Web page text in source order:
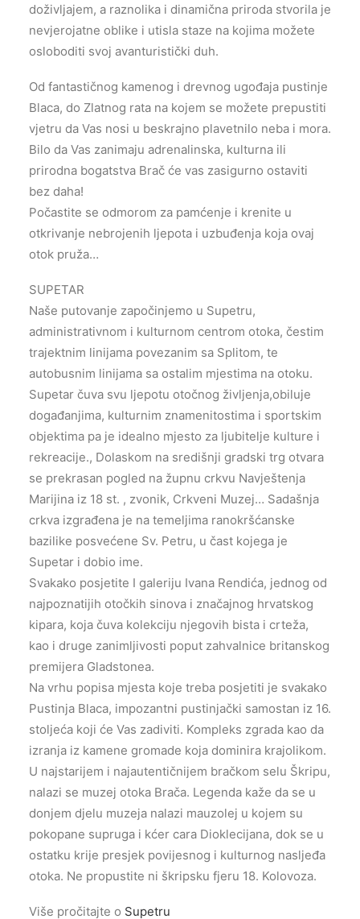
doživljajem, a raznolika i dinamična priroda stvorila je
nevjerojatne oblike i utisla staze na kojima možete
osloboditi svoj avanturistički duh.
Od fantastičnog kamenog i drevnog ugođaja pustinje
Blaca, do Zlatnog rata na kojem se možete prepustiti
vjetru da Vas nosi u beskrajno plavetnilo neba i mora.
Bilo da Vas zanimaju adrenalinska, kulturna ili
prirodna bogatstva Brač će vas zasigurno ostaviti
bez daha!
Počastite se odmorom za pamćenje i krenite u
otkrivanje nebrojenih ljepota i uzbuđenja koja ovaj
otok pruža…
SUPETAR
Naše putovanje započinjemo u Supetru,
administrativnom i kulturnom centrom otoka, čestim
trajektnim linijama povezanim sa Splitom, te
autobusnim linijama sa ostalim mjestima na otoku.
Supetar čuva svu ljepotu otočnog življenja,obiluje
događanjima, kulturnim znamenitostima i sportskim
objektima pa je idealno mjesto za ljubitelje kulture i
rekreacije., Dolaskom na središnji gradski trg otvara
se prekrasan pogled na župnu crkvu Navještenja
Marijina iz 18 st. , zvonik, Crkveni Muzej… Sadašnja
crkva izgrađena je na temeljima ranokršćanske
bazilike posvećene Sv. Petru, u čast kojega je
Supetar i dobio ime.
Svakako posjetite I galeriju Ivana Rendića, jednog od
najpoznatijih otočkih sinova i značajnog hrvatskog
kipara, koja čuva kolekciju njegovih bista i crteža,
kao i druge zanimljivosti poput zahvalnice britanskog
premijera Gladstonea.
Na vrhu popisa mjesta koje treba posjetiti je svakako
Pustinja Blaca, impozantni pustinjački samostan iz 16.
stoljeća koji će Vas zadiviti. Kompleks zgrada kao da
izranja iz kamene gromade koja dominira krajolikom.
U najstarijem i najautentičnijem bračkom selu Škripu,
nalazi se muzej otoka Brača. Legenda kaže da se u
donjem djelu muzeja nalazi mauzolej u kojem su
pokopane supruga i kćer cara Dioklecijana, dok se u
ostatku krije presjek povijesnog i kulturnog nasljeđa
otoka. Ne propustite ni škripsku fjeru 18. Kolovoza.
Više pročitajte o Supetru